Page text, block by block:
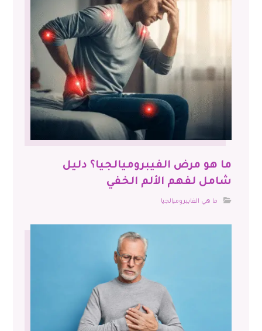
ما هو مرض الفيبروميالجيا؟ دليل
شامل لفهم الألم الخفي
ما هي الفايبروميالجيا